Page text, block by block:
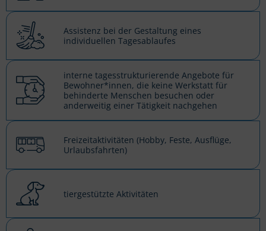
Assistenz bei der Gestaltung eines
individuellen Tagesablaufes
interne tagesstrukturierende Angebote für
Bewohner*innen, die keine Werkstatt für
behinderte Menschen besuchen oder
anderweitig einer Tätigkeit nachgehen
Freizeitaktivitäten (Hobby, Feste, Ausflüge,
Urlaubsfahrten)
tiergestützte Aktivitäten